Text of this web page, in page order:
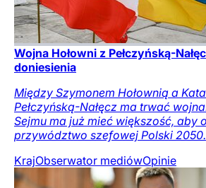
Wojna Hołowni z Pełczyńską-
doniesienia
Między Szymonem Hołownią a
Pełczyńską-Nałęcz ma trwać
Sejmu ma już mieć większość, aby
przywództwo szefowej Polski 2050.
KrajObserwator mediówOpinie